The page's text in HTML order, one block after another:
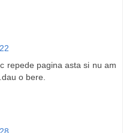
repede pagina asta si nu am
o bere.